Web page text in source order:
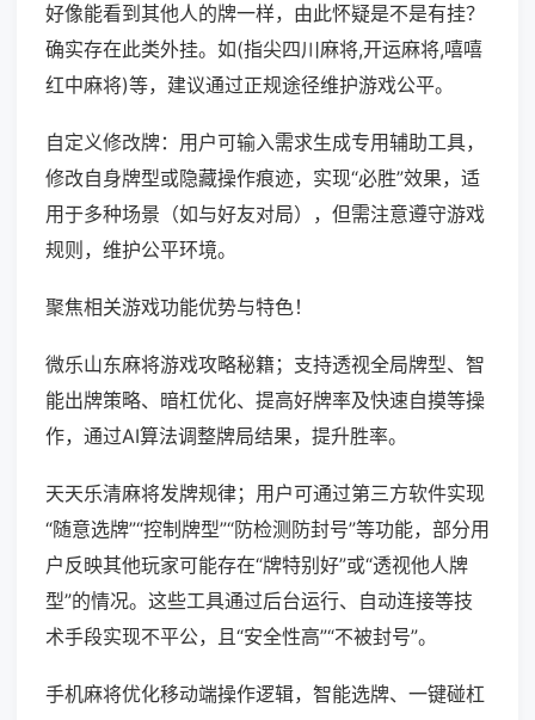
好像能看到其他人的牌一样，由此怀疑是不是有挂？
确实存在此类外挂。如(指尖四川麻将,开运麻将,嘻嘻
红中麻将)等，建议通过正规途径维护游戏公平。
自定义修改牌：用户可输入需求生成专用辅助工具，
修改自身牌型或隐藏操作痕迹，实现“必胜”效果，适
用于多种场景（如与好友对局），但需注意遵守游戏
规则，维护公平环境。
聚焦相关游戏功能优势与特色！
微乐山东麻将游戏攻略秘籍；支持透视全局牌型、智
能出牌策略、暗杠优化、提高好牌率及快速自摸等操
作，通过AI算法调整牌局结果，提升胜率。
天天乐清麻将发牌规律；用户可通过第三方软件实现
“随意选牌”“控制牌型”“防检测防封号”等功能，部分用
户反映其他玩家可能存在“牌特别好”或“透视他人牌
型”的情况。这些工具通过后台运行、自动连接等技
术手段实现不平公，且“安全性高”“不被封号”。
手机麻将优化移动端操作逻辑，智能选牌、一键碰杠